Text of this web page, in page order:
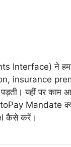
Interface) ने
insurance
यहीं पर काम
Mandate
कैसे करें।